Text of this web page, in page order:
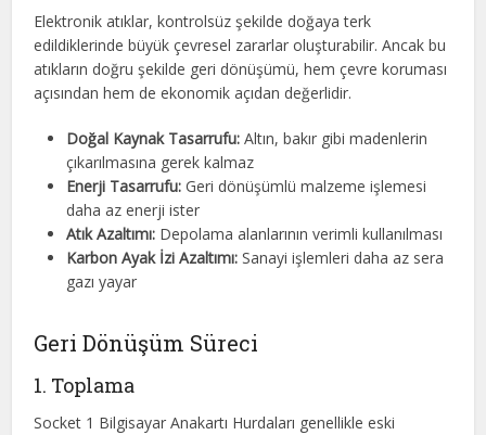
Elektronik atıklar, kontrolsüz şekilde doğaya terk
edildiklerinde büyük çevresel zararlar oluşturabilir. Ancak bu
atıkların doğru şekilde geri dönüşümü, hem çevre koruması
açısından hem de ekonomik açıdan değerlidir.
Doğal Kaynak Tasarrufu: Altın, bakır gibi madenlerin
çıkarılmasına gerek kalmaz
Enerji Tasarrufu: Geri dönüşümlü malzeme işlemesi
daha az enerji ister
Atık Azaltımı: Depolama alanlarının verimli kullanılması
Karbon Ayak İzi Azaltımı: Sanayi işlemleri daha az sera
gazı yayar
Geri Dönüşüm Süreci
1. Toplama
Socket 1 Bilgisayar Anakartı Hurdaları genellikle eski